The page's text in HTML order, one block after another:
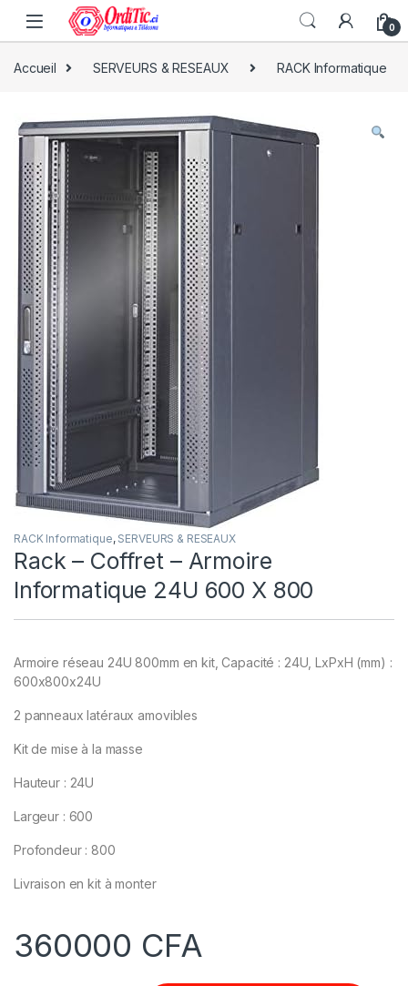
0
Accueil SERVEURS & RESEAUX RACK Informatique
RACK Informatique, SERVEURS & RESEAUX
Rack – Coffret – Armoire
Informatique 24U 600 X 800
Armoire réseau 24U 800mm en kit, Capacité : 24U, LxPxH (mm) :
600x800x24U
2 panneaux latéraux amovibles
Kit de mise à la masse
Hauteur : 24U
Largeur : 600
Profondeur : 800
Livraison en kit à monter
360000 CFA